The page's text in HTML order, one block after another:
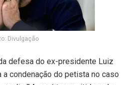
Divulgação
defesa do ex-presidente Luiz
a condenação do petista no caso